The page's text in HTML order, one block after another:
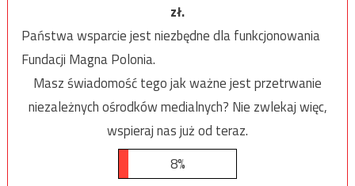
zł.
Państwa wsparcie jest niezbędne dla funkcjonowania
Fundacji Magna Polonia.
Masz świadomość tego jak ważne jest przetrwanie
niezależnych ośrodków medialnych? Nie zwlekaj więc,
wspieraj nas już od teraz.
8%